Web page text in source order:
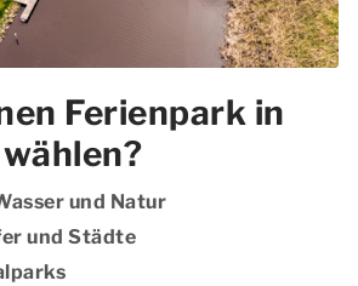
Ferienpark in
und Natur
und Städte